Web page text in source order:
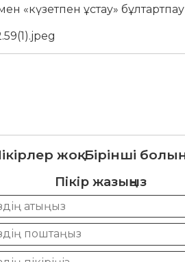
«күзетпен ұстау»
жоқ. Бірінші
Пікір жазыңыз